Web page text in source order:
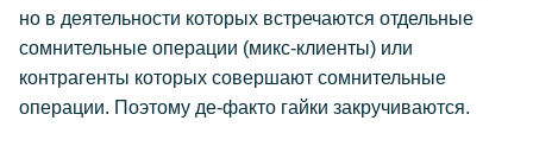
но в деятельности которых встречаются отдельные
сомнительные операции (микс-клиенты) или
контрагенты которых совершают сомнительные
операции. Поэтому де-факто гайки закручиваются.